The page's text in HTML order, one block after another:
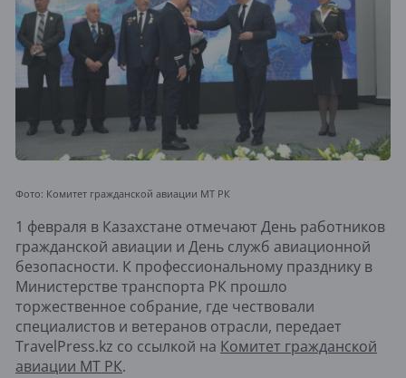
Фото: Комитет гражданской авиации МТ РК
1 февраля в Казахстане отмечают День работников
гражданской авиации и День служб авиационной
безопасности. К профессиональному празднику в
Министерстве транспорта РК прошло
торжественное собрание, где чествовали
специалистов и ветеранов отрасли, передает
TravelPress.kz со ссылкой на Комитет гражданской
авиации МТ РК.